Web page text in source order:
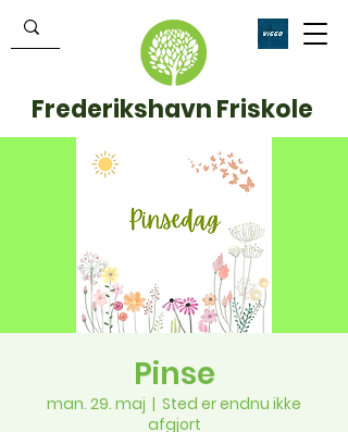
Frederikshavn Friskole
Pinse
man. 29. maj
  |
Sted er endnu ikke
afgjort